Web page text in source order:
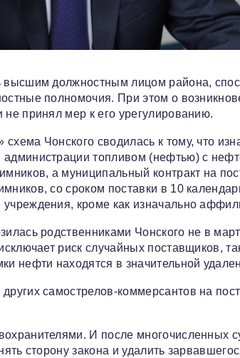
высшим должностным лицом района,
полномочия. При этом о
принял мер к его урегулированию.
Чонского сводилась к тому, что
топливом (нефтью) с
а муниципальный контракт на
со сроком поставки в 10
кроме как изначально
родственниками Чонского не в
риск случайных поставщиков,
нефти находятся в значительной
самострелов-коммерсантов на
И после многочисленных
сторону закона и удалить